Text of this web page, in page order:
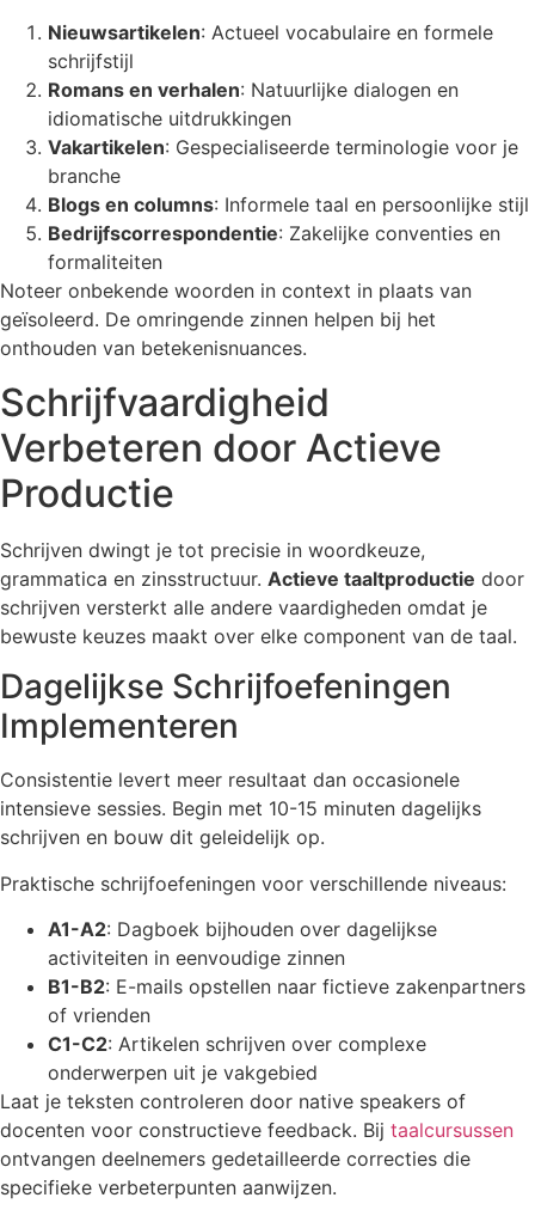
Nieuwsartikelen: Actueel vocabulaire en formele
schrijfstijl
Romans en verhalen: Natuurlijke dialogen en
idiomatische uitdrukkingen
Vakartikelen: Gespecialiseerde terminologie voor je
branche
Blogs en columns: Informele taal en persoonlijke stijl
Bedrijfscorrespondentie: Zakelijke conventies en
formaliteiten
Noteer onbekende woorden in context in plaats van
geïsoleerd. De omringende zinnen helpen bij het
onthouden van betekenisnuances.
Schrijfvaardigheid
Verbeteren door Actieve
Productie
Schrijven dwingt je tot precisie in woordkeuze,
grammatica en zinsstructuur. Actieve taaltproductie door
schrijven versterkt alle andere vaardigheden omdat je
bewuste keuzes maakt over elke component van de taal.
Dagelijkse Schrijfoefeningen
Implementeren
Consistentie levert meer resultaat dan occasionele
intensieve sessies. Begin met 10-15 minuten dagelijks
schrijven en bouw dit geleidelijk op.
Praktische schrijfoefeningen voor verschillende niveaus:
A1-A2: Dagboek bijhouden over dagelijkse
activiteiten in eenvoudige zinnen
B1-B2: E-mails opstellen naar fictieve zakenpartners
of vrienden
C1-C2: Artikelen schrijven over complexe
onderwerpen uit je vakgebied
Laat je teksten controleren door native speakers of
docenten voor constructieve feedback. Bij taalcursussen
ontvangen deelnemers gedetailleerde correcties die
specifieke verbeterpunten aanwijzen.